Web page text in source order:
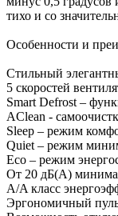
тихо и со
Особенности и
Стильный
5 скоростей
Smart Defrost –
AClean -
Sleep – режим
Quiet – режим
Eco – режим
От 20 дБ(А)
A/A класс
Эргономичный